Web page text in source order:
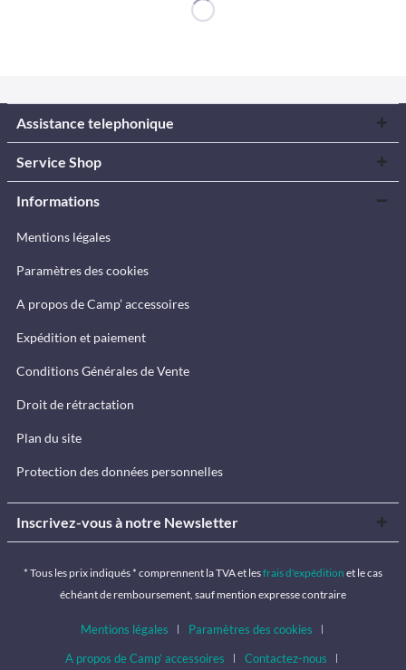
Assistance telephonique
Service Shop
Informations
Mentions légales
Paramètres des cookies
A propos de Camp’ accessoires
Expédition et paiement
Conditions Générales de Vente
Droit de rétractation
Plan du site
Protection des données personnelles
Inscrivez-vous à notre Newsletter
* Tous les prix indiqués * comprennent la TVA et lesfrais d'expédition et le cas
échéant de remboursement, sauf mention expresse contraire
Mentions légales
Paramètres des cookies
A propos de Camp’ accessoires
Contactez-nous